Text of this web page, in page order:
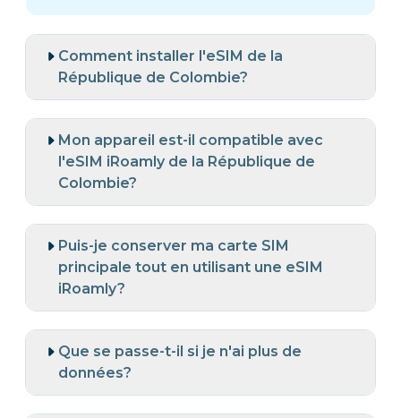
Comment installer l'eSIM de la
République de Colombie?
Mon appareil est-il compatible avec
l'eSIM iRoamly de la République de
Colombie?
Puis-je conserver ma carte SIM
principale tout en utilisant une eSIM
iRoamly?
Que se passe-t-il si je n'ai plus de
données?